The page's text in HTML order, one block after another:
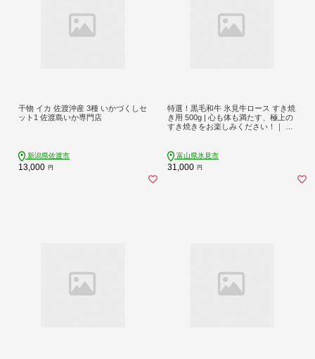
干物 イカ 佐渡沖産 3種 いかづくしセ
ット1 佐渡島いか専門店
新潟県佐渡市
13,000 円
特選！黒毛和牛 氷見牛ロース すき焼
き用 500g | 心も体も満たす、極上の
すき焼きをお楽しみください！｜ 国
富山県氷見市
31,000 円